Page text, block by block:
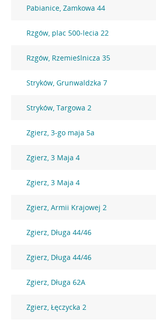
Pabianice, Zamkowa 44
Rzgów, plac 500-lecia 22
Rzgów, Rzemieślnicza 35
Stryków, Grunwaldzka 7
Stryków, Targowa 2
Zgierz, 3-go maja 5a
Zgierz, 3 Maja 4
Zgierz, 3 Maja 4
Zgierz, Armii Krajowej 2
Zgierz, Długa 44/46
Zgierz, Długa 44/46
Zgierz, Długa 62A
Zgierz, Łęczycka 2